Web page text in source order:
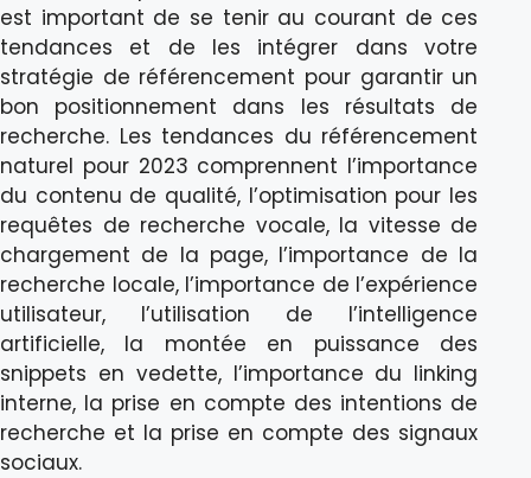
est important de se tenir au courant de ces
tendances et de les intégrer dans votre
stratégie de référencement pour garantir un
bon positionnement dans les résultats de
recherche. Les tendances du référencement
naturel pour 2023 comprennent l’importance
du contenu de qualité, l’optimisation pour les
requêtes de recherche vocale, la vitesse de
chargement de la page, l’importance de la
recherche locale, l’importance de l’expérience
utilisateur, l’utilisation de l’intelligence
artificielle, la montée en puissance des
snippets en vedette, l’importance du linking
interne, la prise en compte des intentions de
recherche et la prise en compte des signaux
sociaux.